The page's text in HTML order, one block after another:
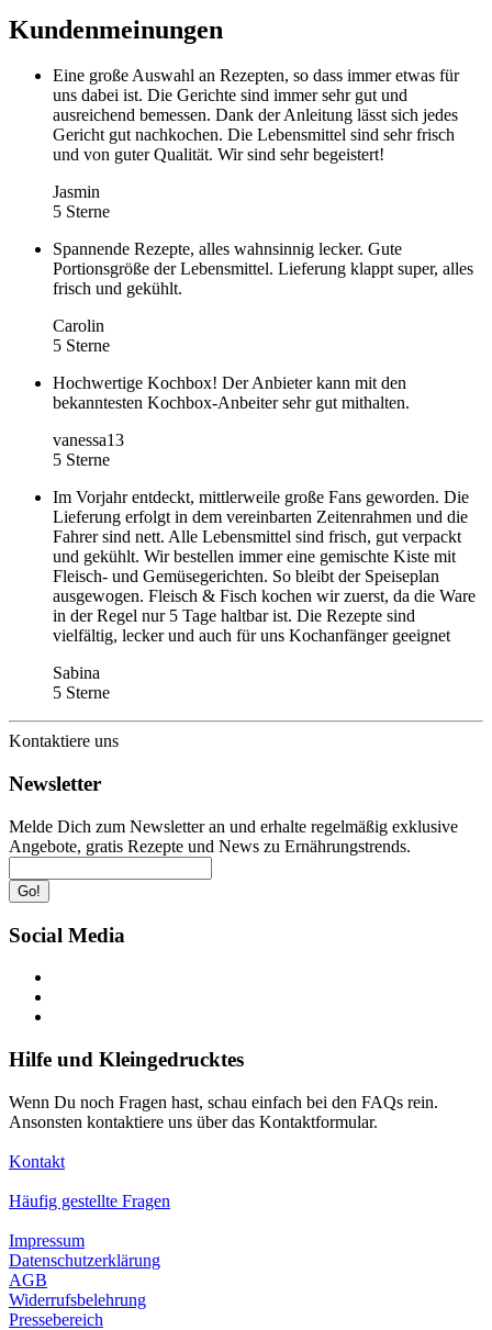
Kundenmeinungen
Eine große Auswahl an Rezepten, so dass immer etwas für
uns dabei ist. Die Gerichte sind immer sehr gut und
ausreichend bemessen. Dank der Anleitung lässt sich jedes
Gericht gut nachkochen. Die Lebensmittel sind sehr frisch
und von guter Qualität. Wir sind sehr begeistert!
Jasmin
5 Sterne
Spannende Rezepte, alles wahnsinnig lecker. Gute
Portionsgröße der Lebensmittel. Lieferung klappt super, alles
frisch und gekühlt.
Carolin
5 Sterne
Hochwertige Kochbox! Der Anbieter kann mit den
bekanntesten Kochbox-Anbeiter sehr gut mithalten.
vanessa13
5 Sterne
Im Vorjahr entdeckt, mittlerweile große Fans geworden. Die
Lieferung erfolgt in dem vereinbarten Zeitenrahmen und die
Fahrer sind nett. Alle Lebensmittel sind frisch, gut verpackt
und gekühlt. Wir bestellen immer eine gemischte Kiste mit
Fleisch- und Gemüsegerichten. So bleibt der Speiseplan
ausgewogen. Fleisch & Fisch kochen wir zuerst, da die Ware
in der Regel nur 5 Tage haltbar ist. Die Rezepte sind
vielfältig, lecker und auch für uns Kochanfänger geeignet
Sabina
5 Sterne
Kontaktiere uns
Newsletter
Melde Dich zum Newsletter an und erhalte regelmäßig exklusive
Angebote, gratis Rezepte und News zu Ernährungstrends.
Go!
Social Media
Hilfe und Kleingedrucktes
Wenn Du noch Fragen hast, schau einfach bei den FAQs rein.
Ansonsten kontaktiere uns über das Kontaktformular.
Kontakt
Häufig gestellte Fragen
Impressum
Datenschutzerklärung
AGB
Widerrufsbelehrung
Pressebereich